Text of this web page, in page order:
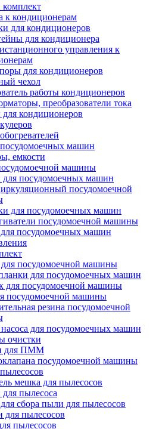
к кондиционерам
для кондиционеров
для кондиционера
управления к
для кондиционеров
чехол
работы кондиционеров
преобразователи тока
кондиционеров
посудомоечных машин
емкости
машины
посудомоечных машин
посудомоечной
для посудомоечных машин
посудомоечной машины
посудомоечных машин
посудомоечной машины
для посудомоечных машин
для посудомоечной машины
посудомоечной машины
резина посудомоечной
для посудомоечных машин
очистки
для ПММ
посудомоечной машины
мешка для пылесосов
пылесоса
сбора пыли для пылесосов
для пылесосов
пылесосов